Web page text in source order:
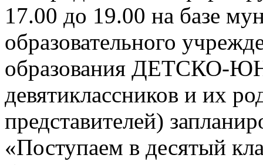
17.00 до 19.00 на базе
образовательного
образования
девятиклассников и их
представителей)
«Поступаем в десятый